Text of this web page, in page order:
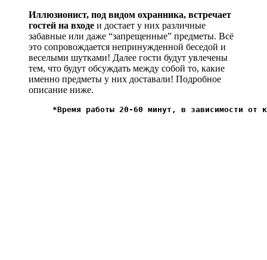
Иллюзионист, под видом охранника, встречает
гостей на входе и достает у них различные
забавные или даже “запрещенные” предметы. Всё
это сопровождается непринужденной беседой и
веселыми шутками! Далее гости будут увлечены
тем, что будут обсуждать между собой то, какие
именно предметы у них доставали! Подробное
описание ниже.
*Время работы 20-60 минут, в зависимости от